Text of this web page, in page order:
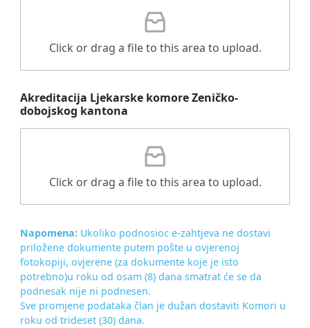
Click or drag a file to this area to upload.
Akreditacija Ljekarske komore Zeničko-
dobojskog kantona
Click or drag a file to this area to upload.
Napomena: Ukoliko podnosioc e-zahtjeva ne dostavi
priložene dokumente putem pošte u ovjerenoj
fotokopiji, ovjerene (za dokumente koje je isto
potrebno)u roku od osam (8) dana smatrat će se da
podnesak nije ni podnesen.
Sve promjene podataka član je dužan dostaviti Komori u
roku od trideset (30) dana.